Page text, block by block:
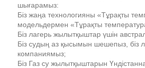
шығарамыз:
Біз жаңа технологияны «Тұрақты
модельдермен «Тұрақты
Біз лагерь жылытқыштар үшін
Біз судың аз қысымын шешепыз, біз
компаниямыз;
Біз Газ су жылытқыштарын